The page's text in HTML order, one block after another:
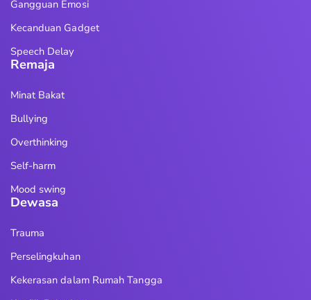
Gangguan Emosi
Kecanduan Gadget
Speech Delay
Remaja
Minat Bakat
Bullying
Overthinking
Self-harm
Mood swing
Dewasa
Trauma
Perselingkuhan
Kekerasan dalam Rumah Tangga